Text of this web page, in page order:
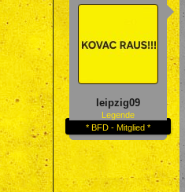
leipzig09
Legende
* BFD - Mitglied *